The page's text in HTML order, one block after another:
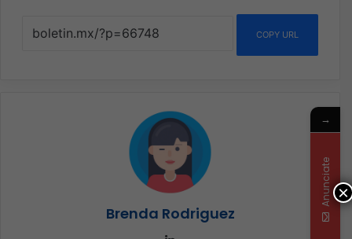
COPY URL
Brenda Rodriguez
×
→
Anunciate